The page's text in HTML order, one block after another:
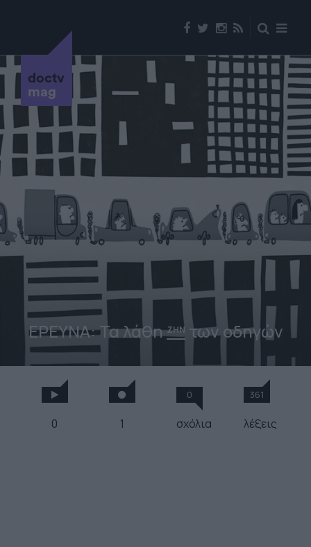
doctv
mag
ΕΡΕΥΝΑ: Τα λάθηΖΗΝ των οδηγών
0 1
0
σχόλια
361
λέξεις